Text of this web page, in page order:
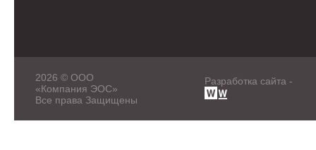
2026 © ООО
«Компания ЭОС»
Все права Защищены
Разработка сайта -